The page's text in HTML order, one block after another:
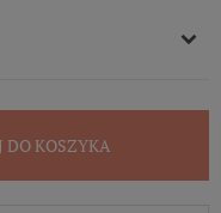
DO KOSZYKA